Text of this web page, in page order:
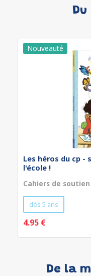
Les héros du cp -
l'école !
Cahiers de
dès 5 ans
4.95 €
De la